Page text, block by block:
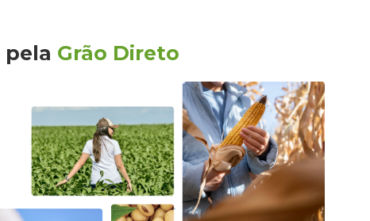
pela Grão Direto